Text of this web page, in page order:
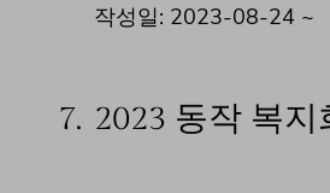
작성일: 2023-08-24 ~
7. 2023 동작 복지